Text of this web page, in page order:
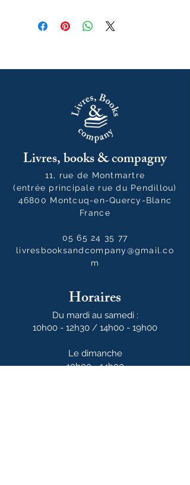
Livres, books & compagny
11, rue de Montmartre
(entrée principale rue du Pendillou)
46800 Montcuq-en-Quercy-Blanc
France
05 65 24 35 77
livresbooksandcompany@gmail.co
m
Horaires
Du mardi au samedi :
10h00 - 12h30 / 14h00 - 19h00
Le dimanche
10h00 - 14h00